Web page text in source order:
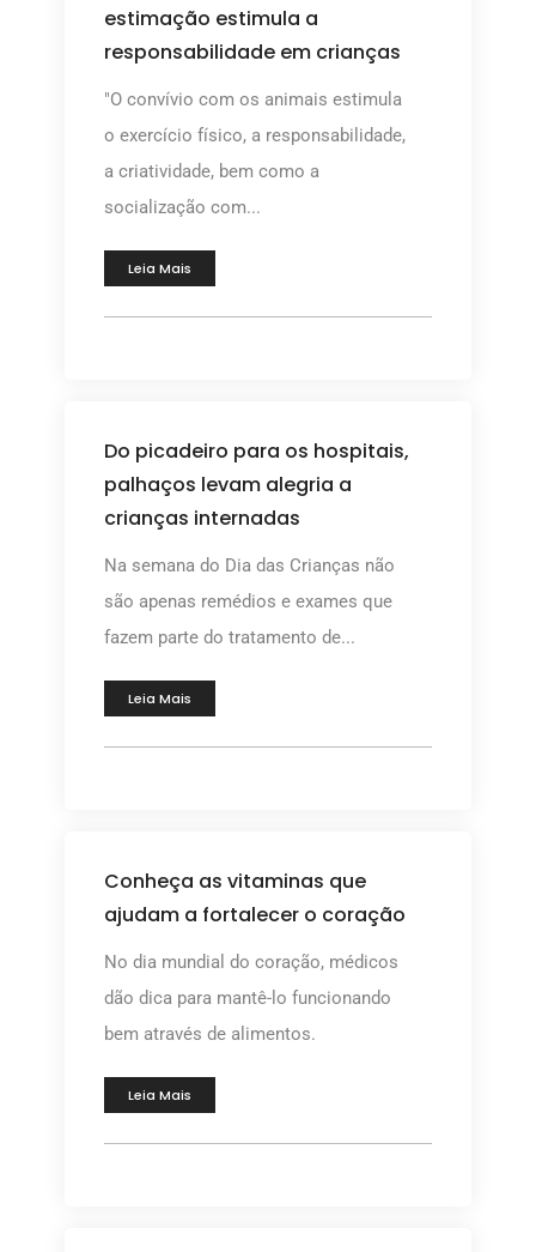
estimação estimula a
responsabilidade em crianças
"O convívio com os animais estimula
o exercício físico, a responsabilidade,
a criatividade, bem como a
socialização com...
Leia Mais
Do picadeiro para os hospitais,
palhaços levam alegria a
crianças internadas
Na semana do Dia das Crianças não
são apenas remédios e exames que
fazem parte do tratamento de...
Leia Mais
Conheça as vitaminas que
ajudam a fortalecer o coração
No dia mundial do coração, médicos
dão dica para mantê-lo funcionando
bem através de alimentos.
Leia Mais